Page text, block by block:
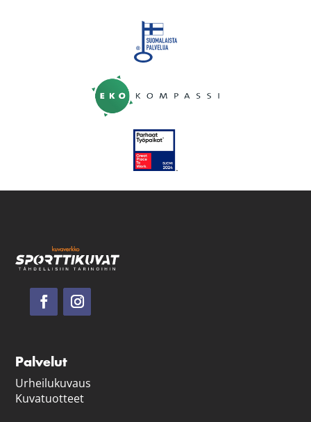
Palvelut
Urheilukuvaus
Kuvatuotteet